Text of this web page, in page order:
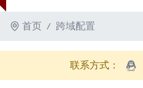
首页 跨域配置
联系方式：